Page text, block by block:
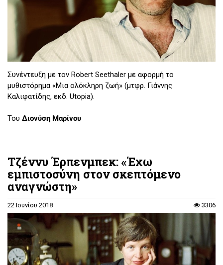
Συνέντευξη με τον Robert Seethaler με αφορμή το
μυθιστόρημα «Μια ολόκληρη ζωή» (μτφρ. Γιάννης
Καλιφατίδης, εκδ. Utopia).
Του Διονύση Μαρίνου
Τζέννυ Έρπενμπεκ: «Έχω
εμπιστοσύνη στον σκεπτόμενο
αναγνώστη»
22 Ιουνίου 2018 3306